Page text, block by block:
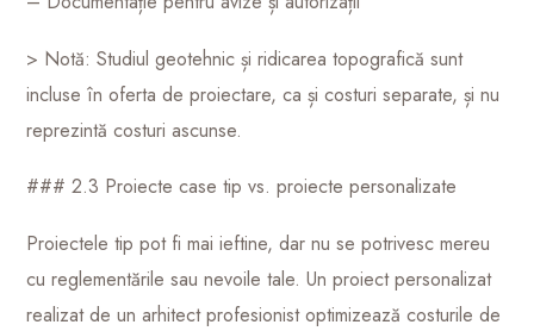
> Notă: Studiul geotehnic și ridicarea topografică sunt
incluse în oferta de proiectare, ca și costuri separate, și nu
reprezintă costuri ascunse.
### 2.3 Proiecte case tip vs. proiecte personalizate
Proiectele tip pot fi mai ieftine, dar nu se potrivesc mereu
cu reglementările sau nevoile tale. Un proiect personalizat
realizat de un arhitect profesionist optimizează costurile de